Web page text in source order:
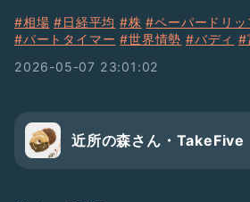
#相場 #日経平均 #株 #ペーパードリッ
#パートタイマー #世界情勢 #バディ #
2026-05-07 23:01:02
近所の森さん・TakeFive